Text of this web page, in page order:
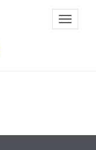
Toggle